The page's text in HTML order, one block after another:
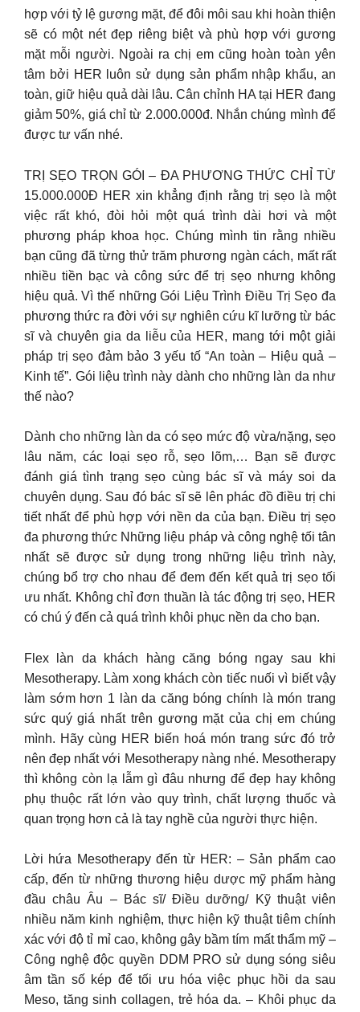
hợp với tỷ lệ gương mặt, để đôi môi sau khi hoàn thiện
sẽ có một nét đẹp riêng biệt và phù hợp với gương
mặt mỗi người. Ngoài ra chị em cũng hoàn toàn yên
tâm bởi HER luôn sử dụng sản phẩm nhập khẩu, an
toàn, giữ hiệu quả dài lâu. Cân chỉnh HA tại HER đang
giảm 50%, giá chỉ từ 2.000.000đ. Nhắn chúng mình để
được tư vấn nhé.
TRỊ SẸO TRỌN GÓI – ĐA PHƯƠNG THỨC CHỈ TỪ
15.000.000Đ HER xin khẳng định rằng trị sẹo là một
việc rất khó, đòi hỏi một quá trình dài hơi và một
phương pháp khoa học. Chúng mình tin rằng nhiều
bạn cũng đã từng thử trăm phương ngàn cách, mất rất
nhiều tiền bạc và công sức để trị sẹo nhưng không
hiệu quả. Vì thế những Gói Liệu Trình Điều Trị Sẹo đa
phương thức ra đời với sự nghiên cứu kĩ lưỡng từ bác
sĩ và chuyên gia da liễu của HER, mang tới một giải
pháp trị sẹo đảm bảo 3 yếu tố “An toàn – Hiệu quả –
Kinh tế”. Gói liệu trình này dành cho những làn da như
thế nào?
Dành cho những làn da có sẹo mức độ vừa/nặng, sẹo
lâu năm, các loại sẹo rỗ, sẹo lõm,… Bạn sẽ được
đánh giá tình trạng sẹo cùng bác sĩ và máy soi da
chuyên dụng. Sau đó bác sĩ sẽ lên phác đồ điều trị chi
tiết nhất để phù hợp với nền da của bạn. Điều trị sẹo
đa phương thức Những liệu pháp và công nghệ tối tân
nhất sẽ được sử dụng trong những liệu trình này,
chúng bổ trợ cho nhau để đem đến kết quả trị sẹo tối
ưu nhất. Không chỉ đơn thuần là tác động trị sẹo, HER
có chú ý đến cả quá trình khôi phục nền da cho bạn.
Flex làn da khách hàng căng bóng ngay sau khi
Mesotherapy. Làm xong khách còn tiếc nuối vì biết vậy
làm sớm hơn 1 làn da căng bóng chính là món trang
sức quý giá nhất trên gương mặt của chị em chúng
mình. Hãy cùng HER biến hoá món trang sức đó trở
nên đẹp nhất với Mesotherapy nàng nhé. Mesotherapy
thì không còn lạ lẫm gì đâu nhưng để đẹp hay không
phụ thuộc rất lớn vào quy trình, chất lượng thuốc và
quan trọng hơn cả là tay nghề của người thực hiện.
Lời hứa Mesotherapy đến từ HER: – Sản phẩm cao
cấp, đến từ những thương hiệu dược mỹ phẩm hàng
đầu châu Âu – Bác sĩ/ Điều dưỡng/ Kỹ thuật viên
nhiều năm kinh nghiệm, thực hiện kỹ thuật tiêm chính
xác với độ tỉ mỉ cao, không gây bầm tím mất thẩm mỹ –
Công nghệ độc quyền DDM PRO sử dụng sóng siêu
âm tần số kép để tối ưu hóa việc phục hồi da sau
Meso, tăng sinh collagen, trẻ hóa da. – Khôi phục da